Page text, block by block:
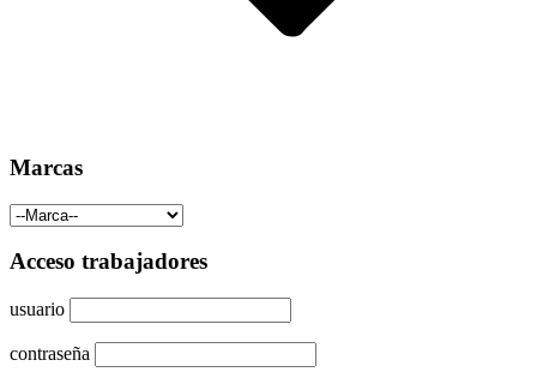
Marcas
Acceso trabajadores
usuario
contraseña